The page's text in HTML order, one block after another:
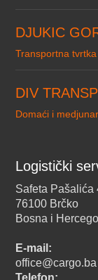
DJUKIC
Transportna
DIV
Domaći i
Logistički
Safeta Pašalića
76100 Brčko
Bosna i
E-mail:
office@cargo.ba